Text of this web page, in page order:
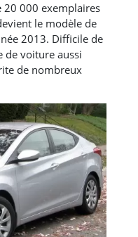
20 000 exemplaires
le modèle de
2013. Difficile de
de voiture aussi
de nombreux